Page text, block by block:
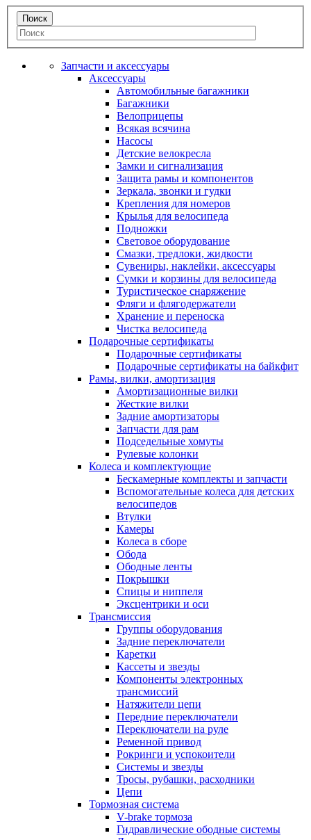
Запчасти и аксессуары
Аксессуары
Автомобильные багажники
Багажники
Велоприцепы
Всякая всячина
Насосы
Детские велокресла
Замки и сигнализация
Защита рамы и компонентов
Зеркала, звонки и гудки
Крепления для номеров
Крылья для велосипеда
Подножки
Световое оборудование
Смазки, тредлоки, жидкости
Сувениры, наклейки, аксессуары
Сумки и корзины для велосипеда
Туристическое снаряжение
Фляги и флягодержатели
Хранение и переноска
Чистка велосипеда
Подарочные сертификаты
Подарочные сертификаты
Подарочные сертификаты на байкфит
Рамы, вилки, амортизация
Амортизационные вилки
Жесткие вилки
Задние амортизаторы
Запчасти для рам
Подседельные хомуты
Рулевые колонки
Колеса и комплектующие
Бескамерные комплекты и запчасти
Вспомогательные колеса для детских
велосипедов
Втулки
Камеры
Колеса в сборе
Обода
Ободные ленты
Покрышки
Спицы и ниппеля
Эксцентрики и оси
Трансмиссия
Группы оборудования
Задние переключатели
Каретки
Кассеты и звезды
Компоненты электронных
трансмиссий
Натяжители цепи
Передние переключатели
Переключатели на руле
Ременной привод
Рокринги и успокоители
Системы и звезды
Тросы, рубашки, расходники
Цепи
Тормозная система
V-brake тормоза
Гидравлические ободные системы